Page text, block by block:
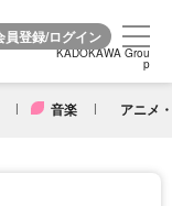
KADOKAWA Grou
p
音楽 アニメ
KADOKAWA Grou
p